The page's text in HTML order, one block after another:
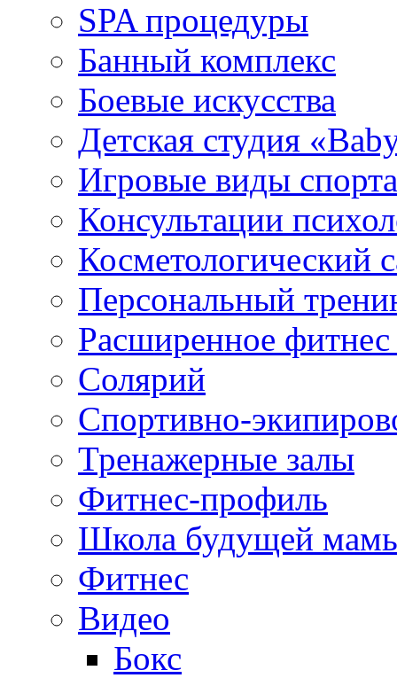
SPA процедуры
Банный комплекс
Боевые искусства
Детская студия
Игровые виды спорта
Консультации
Косметологический
Персональный
Расширенное фитнес
Солярий
Спортивно-
Тренажерные залы
Фитнес-профиль
Школа будущей
Фитнес
Видео
Бокс